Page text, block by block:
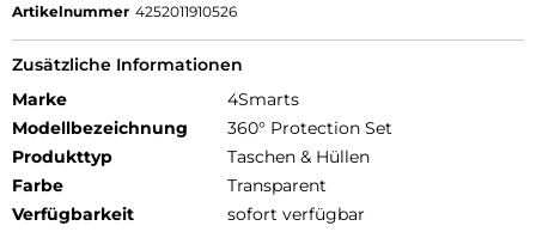
Artikelnummer 4252011910526
Zusätzliche Informationen
Marke
4Smarts
Modellbezeichnung
360° Protection Set
Produkttyp
Taschen & Hüllen
Farbe
Transparent
Verfügbarkeit
sofort verfügbar